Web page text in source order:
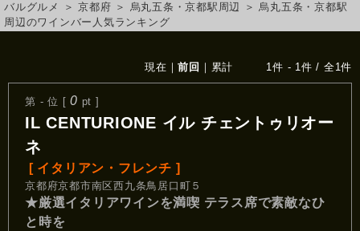
バルグルメ ＞ 京都府 ＞ 烏丸五条・京都駅周辺 ＞烏丸五条・京都駅
周辺のワインバー人気ランキング
現在 ｜前回 ｜ 累計 1件 - 1件 / 全1件
第 - 位 [ 0 pt ]
IL CENTURIONE イル チェントゥリオー
ネ
[ イタリアン・フレンチ ]
京都府京都市南区西九条鳥居口町５
★厳選イタリアワインを満喫 テラス席で素敵なひ
と時を